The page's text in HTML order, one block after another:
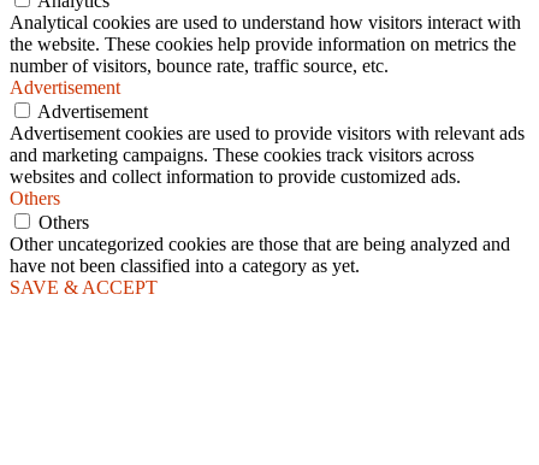
Analytical cookies are used to understand how visitors interact with
the website. These cookies help provide information on metrics the
number of visitors, bounce rate, traffic source, etc.
Advertisement
Advertisement
Advertisement cookies are used to provide visitors with relevant ads
and marketing campaigns. These cookies track visitors across
websites and collect information to provide customized ads.
Others
Others
Other uncategorized cookies are those that are being analyzed and
have not been classified into a category as yet.
SAVE & ACCEPT